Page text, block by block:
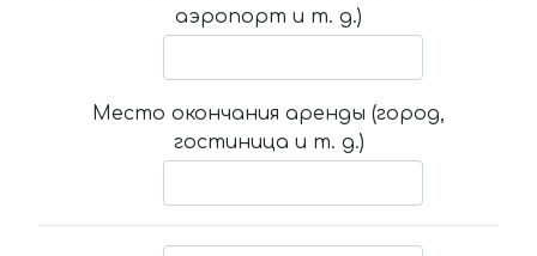
аэропорт и т. д.)
Место окончания аренды (город,
гостиница и т. д.)